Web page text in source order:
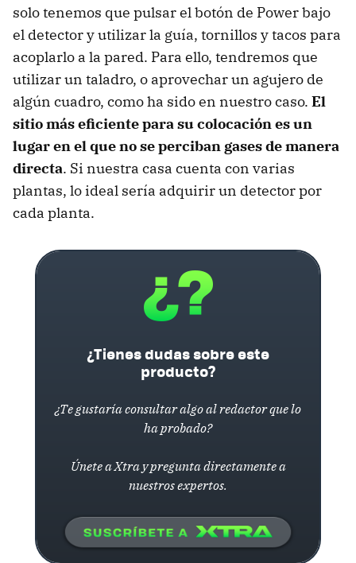
solo tenemos que pulsar el botón de Power bajo
el detector y utilizar la guía, tornillos y tacos para
acoplarlo a la pared. Para ello, tendremos que
utilizar un taladro, o aprovechar un agujero de
algún cuadro, como ha sido en nuestro caso. El
sitio más eficiente para su colocación es un
lugar en el que no se perciban gases de manera
directa. Si nuestra casa cuenta con varias
plantas, lo ideal sería adquirir un detector por
cada planta.
¿Tienes dudas sobre este
producto?
¿Te gustaría consultar algo al redactor que lo
ha probado?
Únete a Xtra y pregunta directamente a
nuestros expertos.